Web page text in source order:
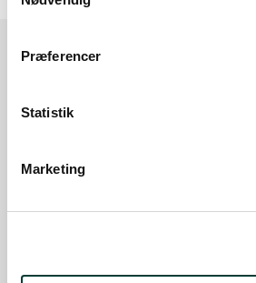
Præferencer
Statistik
Marketing